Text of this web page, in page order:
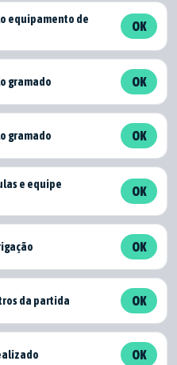
equipamento de
OK
gramado OK
gramado OK
e equipe
OK
OK
da partida OK
OK